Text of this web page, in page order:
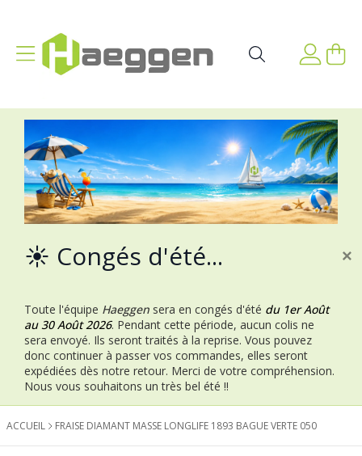
Affichage navigation Mon
☀️ Congés d'été...
Toute l'équipe Haeggen sera en congés d'été du 1er Août
au 30 Août 2026. Pendant cette période, aucun colis ne
sera envoyé. Ils seront traités à la reprise. Vous pouvez
donc continuer à passer vos commandes, elles seront
expédiées dès notre retour. Merci de votre compréhension.
Nous vous souhaitons un très bel été !!
×
ACCUEIL FRAISE DIAMANT MASSE LONGLIFE 1893 BAGUE VERTE 050